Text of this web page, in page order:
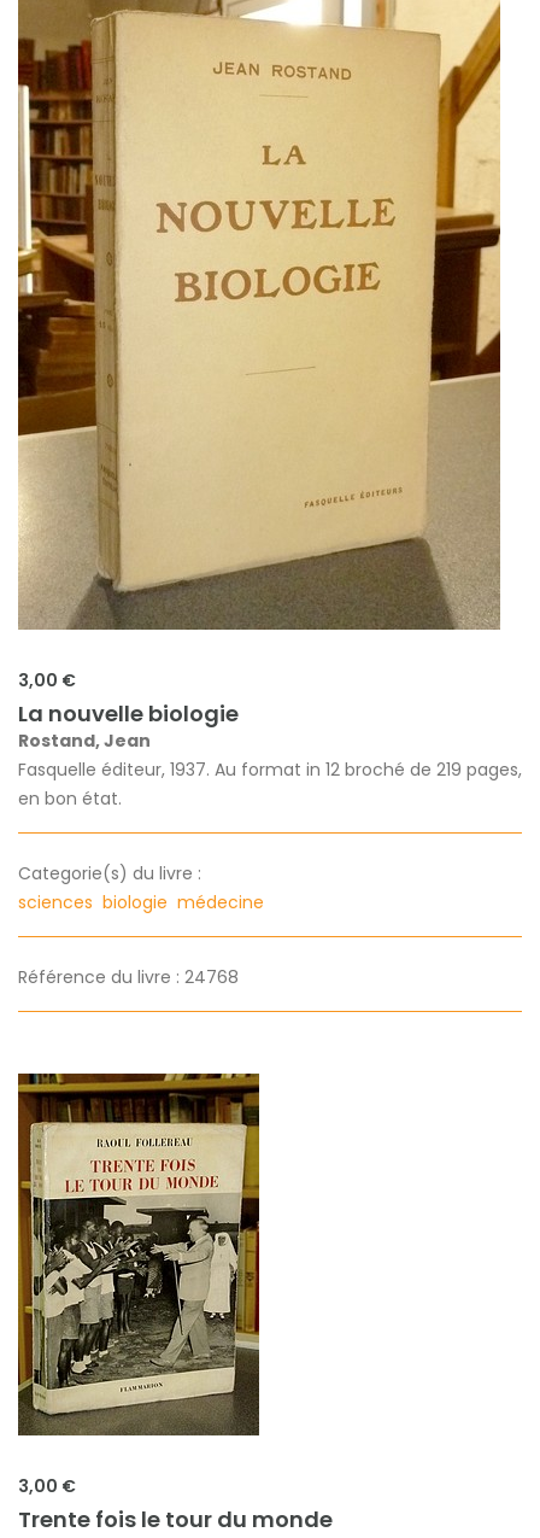
3,00 €
La nouvelle biologie
Rostand, Jean
Fasquelle éditeur, 1937. Au format in 12 broché de 219 pages,
en bon état.
Categorie(s) du livre :
sciences biologie médecine
Référence du livre : 24768
3,00 €
Trente fois le tour du monde